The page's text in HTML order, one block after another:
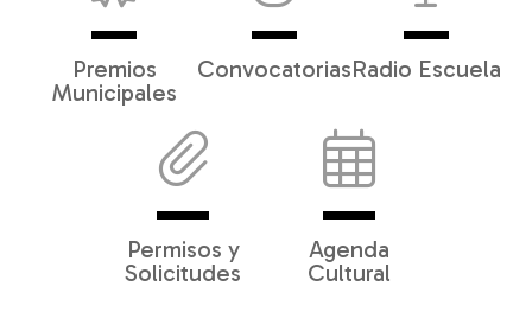
Premios
Municipales
ConvocatoriasRadio Escuela
Permisos y
Solicitudes
Agenda
Cultural